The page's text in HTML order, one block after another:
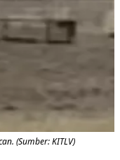
(Sumber: KITLV)